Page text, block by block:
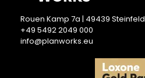
Rouen Kamp 7a | 49439 Steinfeld
+49 5492 2049 000
info@planworks.eu